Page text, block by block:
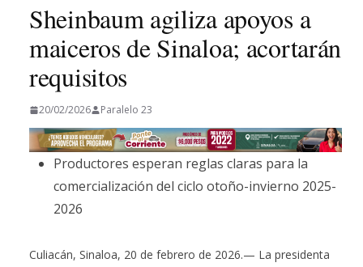
Sheinbaum agiliza apoyos a
maiceros de Sinaloa; acortarán
requisitos
20/02/2026 Paralelo 23
Productores esperan reglas claras para la
comercialización del ciclo otoño-invierno 2025-
2026
Culiacán, Sinaloa, 20 de febrero de 2026.— La presidenta